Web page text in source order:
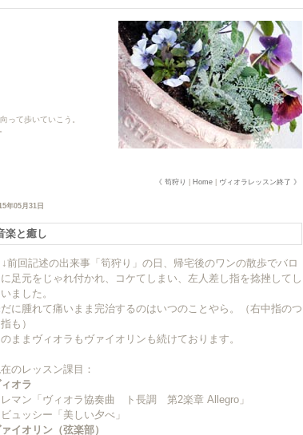
って歩いていこう。
《 筍狩り Home ヴィオラレッスン終了 》
年05月31日
楽と癒し
前回記述の出来事「筍狩り」の日、帰宅後のワンの散歩でバロ
に足元をじゃれ付かれ、コケてしまい、左人差し指を捻挫してし
ました。
に腫れて痛いまま完治するのはいつのことやら。（右中指のつ
も）
ままヴィオラもヴァイオリンも続けております。
のレッスン課目：
オラ
レマン「ヴィオラ協奏曲 ト長調 第2楽章 Allegro」
ビュッシー「美しい夕べ」
イオリン（弦楽部）